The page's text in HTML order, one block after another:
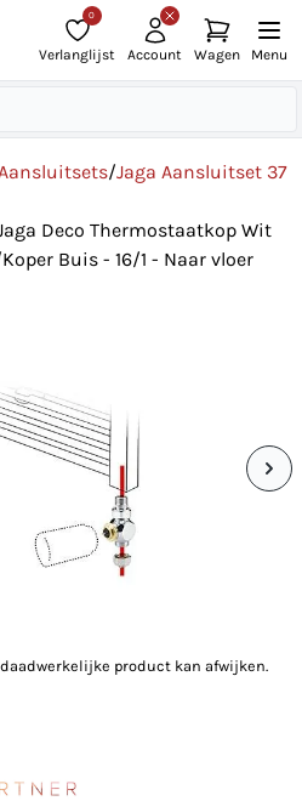
0
Verlanglijst Account Wagen Menu
/Jaga Aansluitset 37
Deco Thermostaatkop Wit
Buis - 16/1 - Naar vloer
product kan afwijken.